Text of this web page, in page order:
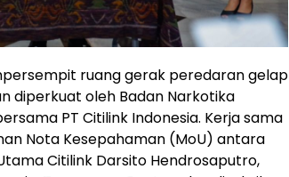
ruang gerak peredaran gelap
diperkuat oleh Badan Narkotika
PT Citilink Indonesia. Kerja sama
Nota Kesepahaman (MoU) antara
Citilink Darsito Hendrosaputro,